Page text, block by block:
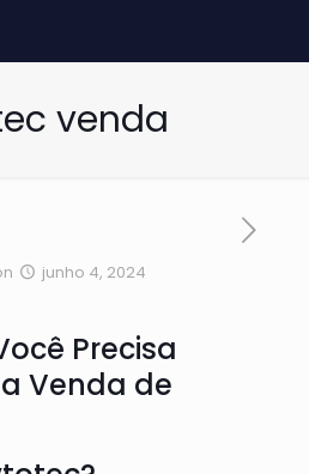
venda
junho 4, 2024
Precisa
Venda de